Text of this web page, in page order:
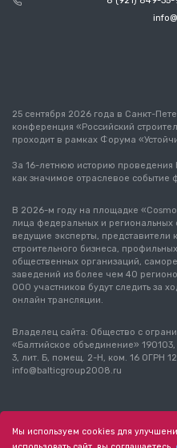
25 сентября 2026 года в Санкт-
конференция «Российский
проходит в рамках Форума
За 16-летнюю историю
как значимое отраслевое событие
В 2026-м году на площадке
лица федеральных и региональных
ведущие эксперты, представители
строительного бизнеса,
общественных организаций,
заведений из более чем 40
000 участников будут следить за
онлайн трансляции.
Владелец сайта: Общество с
«Балтийское объединение»
3, лит. Б, помещ. 2-Н, ком. 16 ОГРН
info@balticgroup2008.ru
0+
Мы используем cookies для